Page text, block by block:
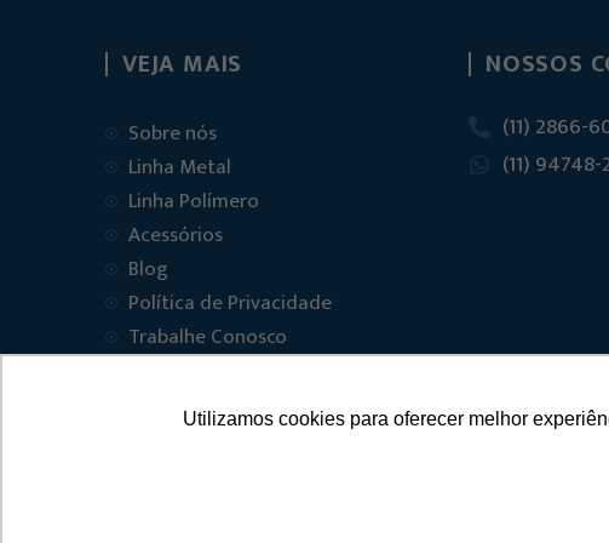
Utilizamos cookies para oferecer melhor
VEJA MAIS
Sobre nós
Linha Metal
Linha Polímero
Acessórios
Blog
Política de Privacidade
Trabalhe Conosco
NOSSOS
(11) 2866-
(11) 94748-
© 2025 FVT – FERRAGENS E